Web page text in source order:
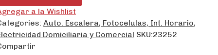
a la Wishlist
Auto. Escalera, Fotocelulas, Int. Horario,
Domiciliaria y Comercial SKU:23252